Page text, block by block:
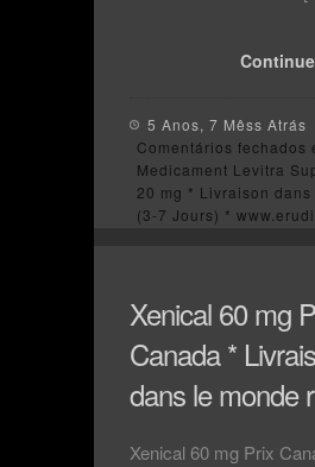
5 Anos, 7 Mêss Atrás
Comentários fechados
Medicament Levitra
20 mg * Livraison dans
(3-7 Jours) *
Xenical 60 mg
Canada *
dans le monde
Xenical 60 mg Prix